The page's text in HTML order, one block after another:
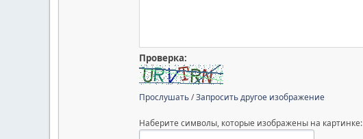
Проверка:
Прослушать/Запросить другое изображение
Наберите символы, которые изображены на картинке: